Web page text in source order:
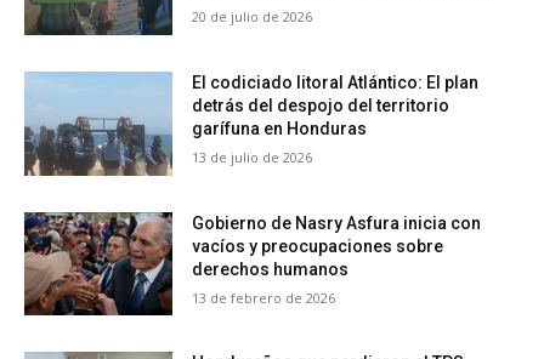
20 de julio de 2026
El codiciado litoral Atlántico: El plan
detrás del despojo del territorio
garífuna en Honduras
13 de julio de 2026
Gobierno de Nasry Asfura inicia con
vacíos y preocupaciones sobre
derechos humanos
13 de febrero de 2026